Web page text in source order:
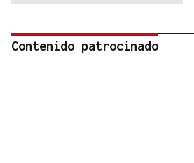
Contenido patrocinado